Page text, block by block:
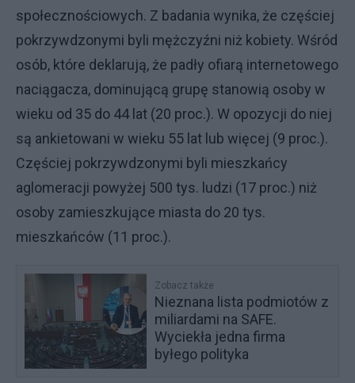
społecznościowych. Z badania wynika, że częściej
pokrzywdzonymi byli mężczyźni niż kobiety. Wśród
osób, które deklarują, że padły ofiarą internetowego
naciągacza, dominującą grupę stanowią osoby w
wieku od 35 do 44 lat (20 proc.). W opozycji do niej
są ankietowani w wieku 55 lat lub więcej (9 proc.).
Częściej pokrzywdzonymi byli mieszkańcy
aglomeracji powyżej 500 tys. ludzi (17 proc.) niż
osoby zamieszkujące miasta do 20 tys.
mieszkańców (11 proc.).
Zobacz także
Nieznana lista podmiotów z
miliardami na SAFE.
Wyciekła jedna firma
byłego polityka